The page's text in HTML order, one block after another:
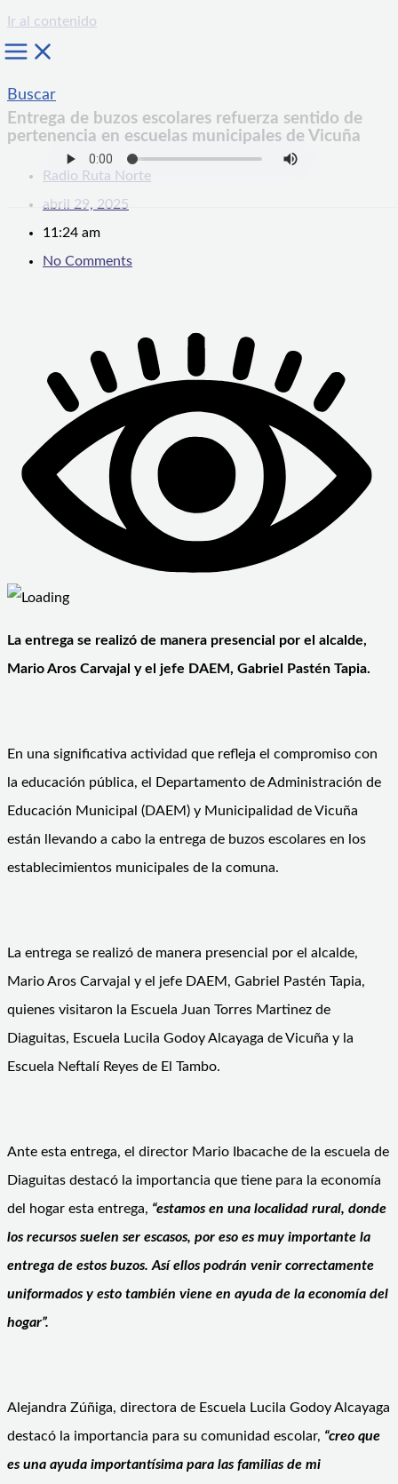
Ir al contenido
Buscar
Entrega de buzos escolares refuerza sentido de
pertenencia en escuelas municipales de Vicuña
Radio Ruta Norte
abril 29, 2025
11:24 am
No Comments
La entrega se realizó de manera presencial por el alcalde,
Mario Aros Carvajal y el jefe DAEM, Gabriel Pastén Tapia.
En una significativa actividad que refleja el compromiso con
la educación pública, el Departamento de Administración de
Educación Municipal (DAEM) y Municipalidad de Vicuña
están llevando a cabo la entrega de buzos escolares en los
establecimientos municipales de la comuna.
La entrega se realizó de manera presencial por el alcalde,
Mario Aros Carvajal y el jefe DAEM, Gabriel Pastén Tapia,
quienes visitaron la Escuela Juan Torres Martinez de
Diaguitas, Escuela Lucila Godoy Alcayaga de Vicuña y la
Escuela Neftalí Reyes de El Tambo.
Ante esta entrega, el director Mario Ibacache de la escuela de
Diaguitas destacó la importancia que tiene para la economía
del hogar esta entrega, “estamos en una localidad rural, donde
los recursos suelen ser escasos, por eso es muy importante la
entrega de estos buzos. Así ellos podrán venir correctamente
uniformados y esto también viene en ayuda de la economía del
hogar”.
Alejandra Zúñiga, directora de Escuela Lucila Godoy Alcayaga
destacó la importancia para su comunidad escolar, “creo que
es una ayuda importantísima para las familias de mi